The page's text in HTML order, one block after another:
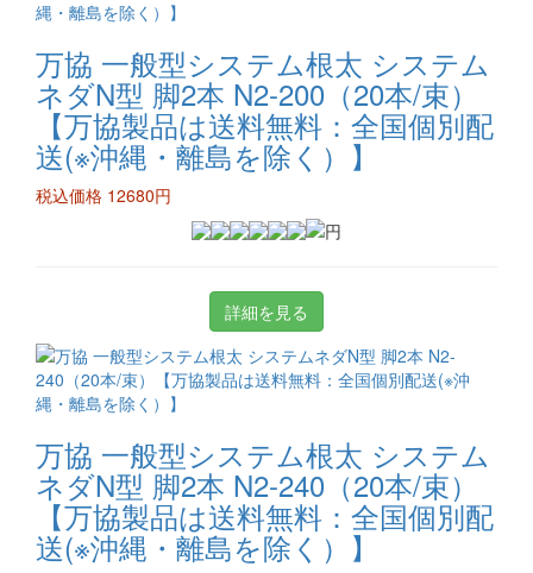
万協 一般型システム根太 システム
ネダN型 脚2本 N2-200（20本/束）
【万協製品は送料無料：全国個別配
送(※沖縄・離島を除く）】
税込価格 12680円
詳細を見る
万協 一般型システム根太 システム
ネダN型 脚2本 N2-240（20本/束）
【万協製品は送料無料：全国個別配
送(※沖縄・離島を除く）】